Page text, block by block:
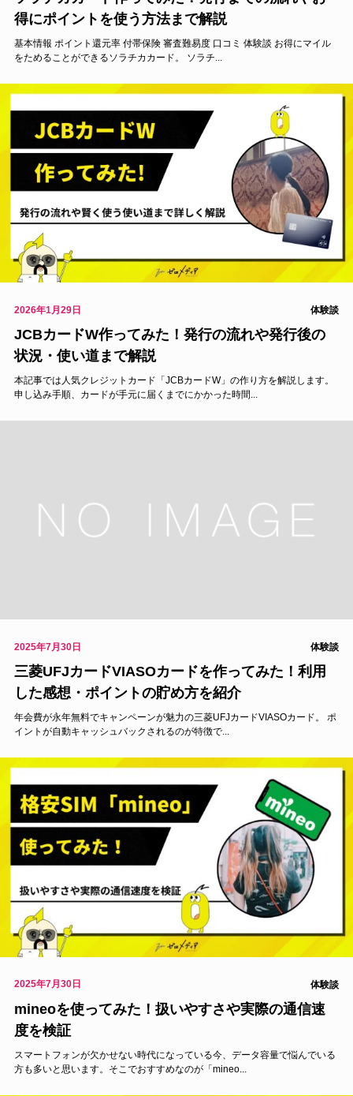
得にポイントを使う方法まで解説
基本情報 ポイント還元率 付帯保険 審査難易度 口コミ 体験談 お得にマイル
をためることができるソラチカカード。 ソラチ...
2026年1月29日 体験談
JCBカードW作ってみた！発行の流れや発行後の
状況・使い道まで解説
本記事では人気クレジットカード「JCBカードW」の作り方を解説します。
申し込み手順、カードが手元に届くまでにかかった時間...
2025年7月30日 体験談
三菱UFJカードVIASOカードを作ってみた！利用
した感想・ポイントの貯め方を紹介
年会費が永年無料でキャンペーンが魅力の三菱UFJカードVIASOカード。 ポ
イントが自動キャッシュバックされるのが特徴で...
2025年7月30日 体験談
mineoを使ってみた！扱いやすさや実際の通信速
度を検証
スマートフォンが欠かせない時代になっている今、データ容量で悩んでいる
方も多いと思います。そこでおすすめなのが「mineo...